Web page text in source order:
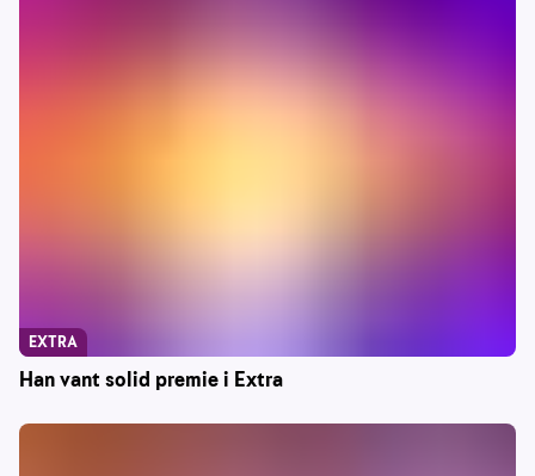
Han vant solid premie i Extra
EXTRA